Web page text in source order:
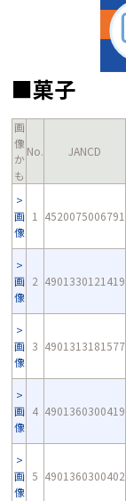
■菓子
画
像
か
も
No. JANCD
画
像
1 4520075006791
画
像
2 4901330121419
画
像
3 4901313181577
画
像
4 4901360300419
画
像
5 4901360300402